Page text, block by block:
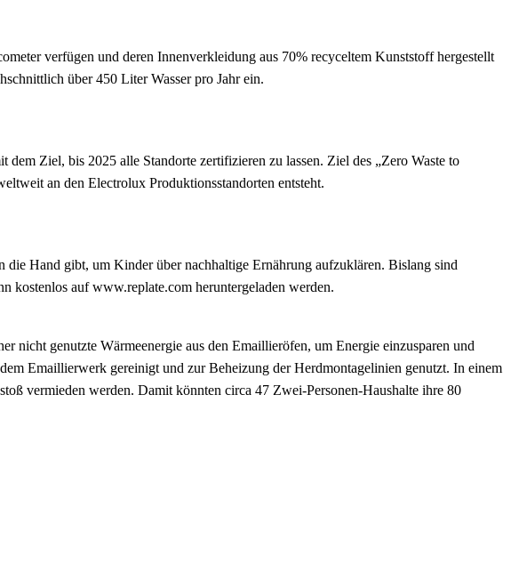
verfügen und deren Innenverkleidung aus 70% recyceltem Kunststoff hergestellt
über 450 Liter Wasser pro Jahr ein.
Ziel, bis 2025 alle Standorte zertifizieren zu lassen. Ziel des „Zero Waste to
an den Electrolux Produktionsstandorten entsteht.
Hand gibt, um Kinder über nachhaltige Ernährung aufzuklären. Bislang sind
kostenlos auf www.replate.com heruntergeladen werden.
nicht genutzte Wärmeenergie aus den Emaillieröfen, um Energie einzusparen und
Emaillierwerk gereinigt und zur Beheizung der Herdmontagelinien genutzt. In einem
vermieden werden. Damit könnten circa 47 Zwei-Personen-Haushalte ihre 80